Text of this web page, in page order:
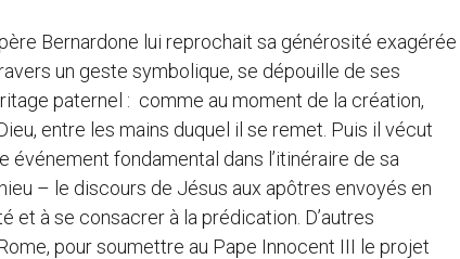
Bernardone lui reprochait sa générosité exagérée
un geste symbolique, se dépouille de ses
paternel : comme au moment de la création,
entre les mains duquel il se remet. Puis il vécut
événement fondamental dans l’itinéraire de sa
– le discours de Jésus aux apôtres envoyés en
et à se consacrer à la prédication. D’autres
pour soumettre au Pape Innocent III le projet